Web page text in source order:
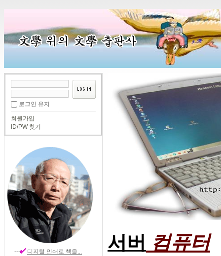
로그인 유지
회원가입
ID/PW 찾기
--- 디지털 인쇄 로 책을...
서버 컴퓨터